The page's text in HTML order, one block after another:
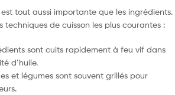
tout aussi importante que les ingrédients.
techniques de cuisson les plus courantes :
sont cuits rapidement à feu vif dans
d’huile.
et légumes sont souvent grillés pour